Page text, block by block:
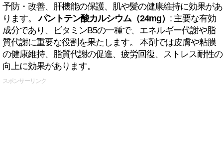
予防・改善、肝機能の保護、肌や髪の健康維持に効果があ
ります。パントテン酸カルシウム（24mg） : 主要な有効
成分であり、ビタミンB5の一種で、エネルギー代謝や脂
質代謝に重要な役割を果たします。 本剤では皮膚や粘膜
の健康維持、脂質代謝の促進、疲労回復、ストレス耐性の
向上に効果があります。
スポンサーリンク